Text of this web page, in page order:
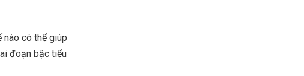
nào có thể giúp
đoạn bậc tiểu